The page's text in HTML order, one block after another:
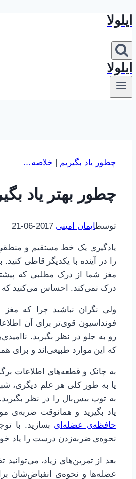
بازگشت
محتوا
ایلولا
ایلولا
چطور یاد بگیریم | خلاصه…
چطور بهتر یاد بگیریم | 41 |
توسطایمان امینی 2017-06-21
یادگیری یک خط مستقیم و
را در آینده با یکدیگر قاطی
مغز شما از درک مطلبی که
درک نمی‌کند. احساس می‌کنید که
ولی نگران نباشید چرا که
فونداسیون قوی‌تر برای آن
رو به جلو در نظر بگیرید.
که این موارد طبیعی‌اند و برای
به چانک و قطعه‌های اطلاعات
یا به طور کلی هر علم دیگری،
به توپ بیس‌بال را در نظر
یاد بگیرید و همانوقت ضربه‌ی
حافظه‌ی عضله‌ای بسازید. با
نحوه‌ی ضربه‌زدن درست را یاد
بعد از تمرین‌های زیاد،
عضله‌ها و نحوه‌ی انقباض‌شان